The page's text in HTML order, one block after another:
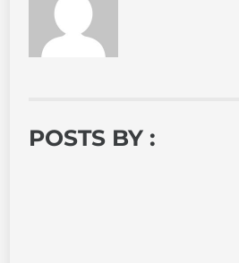
POSTS BY :